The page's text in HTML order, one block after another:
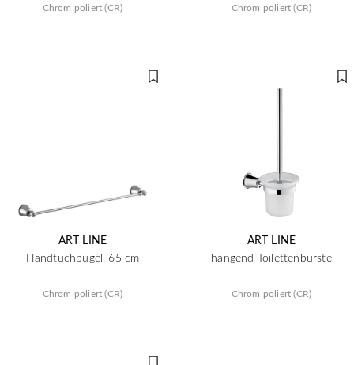
Chrom poliert (CR) Chrom poliert (CR)
ART LINE
Handtuchbügel, 65 cm
Chrom poliert (CR)
ART LINE
hängend Toilettenbürste
Chrom poliert (CR)